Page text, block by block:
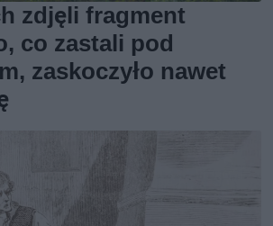
zdjęli fragment
co zastali pod
zaskoczyło nawet